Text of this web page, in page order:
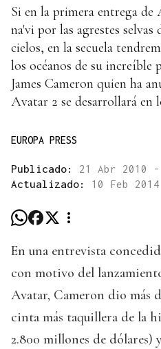
Si en la primera entrega
na'vi por las agrestes selvas
cielos, en la secuela
los océanos de su increíble
James Cameron quien ha
Avatar 2 se desarrollará en
EUROPA PRESS
Publicado: 21 Abr 2010
Actualizado: 10 Feb
En una entrevista
con motivo del
Avatar, Cameron dio más
cinta más taquillera de la
2.800 millones de dólares)